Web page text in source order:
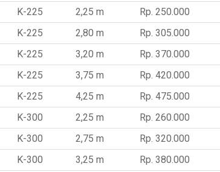
K-225 2,25 m
Rp. 250.000
K-225 2,80 m
Rp. 305.000
K-225 3,20 m
Rp. 370.000
K-225 3,75 m
Rp. 420.000
K-225 4,25 m
Rp. 475.000
K-300 2,25 m
Rp. 260.000
K-300 2,75 m
Rp. 320.000
K-300 3,25 m
Rp. 380.000